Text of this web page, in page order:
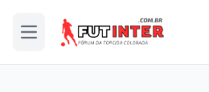
Abrir menu